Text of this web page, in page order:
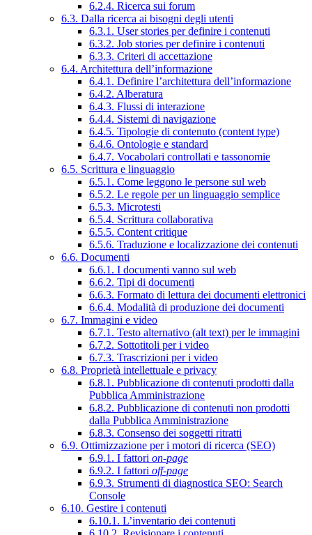
6.2.4. Ricerca sui forum
6.3. Dalla ricerca ai bisogni degli utenti
6.3.1. User stories per definire i contenuti
6.3.2. Job stories per definire i contenuti
6.3.3. Criteri di accettazione
6.4. Architettura dell’informazione
6.4.1. Definire l’architettura dell’informazione
6.4.2. Alberatura
6.4.3. Flussi di interazione
6.4.4. Sistemi di navigazione
6.4.5. Tipologie di contenuto (content type)
6.4.6. Ontologie e standard
6.4.7. Vocabolari controllati e tassonomie
6.5. Scrittura e linguaggio
6.5.1. Come leggono le persone sul web
6.5.2. Le regole per un linguaggio semplice
6.5.3. Microtesti
6.5.4. Scrittura collaborativa
6.5.5. Content critique
6.5.6. Traduzione e localizzazione dei contenuti
6.6. Documenti
6.6.1. I documenti vanno sul web
6.6.2. Tipi di documenti
6.6.3. Formato di lettura dei documenti elettronici
6.6.4. Modalità di produzione dei documenti
6.7. Immagini e video
6.7.1. Testo alternativo (alt text) per le immagini
6.7.2. Sottotitoli per i video
6.7.3. Trascrizioni per i video
6.8. Proprietà intellettuale e privacy
6.8.1. Pubblicazione di contenuti prodotti dalla
Pubblica Amministrazione
6.8.2. Pubblicazione di contenuti non prodotti
dalla Pubblica Amministrazione
6.8.3. Consenso dei soggetti ritratti
6.9. Ottimizzazione per i motori di ricerca (SEO)
6.9.1. I fattori on-page
6.9.2. I fattori off-page
6.9.3. Strumenti di diagnostica SEO: Search
Console
6.10. Gestire i contenuti
6.10.1. L’inventario dei contenuti